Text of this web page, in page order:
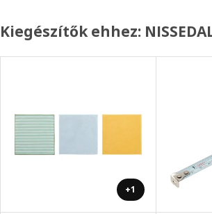
Kiegészítők ehhez:
+1